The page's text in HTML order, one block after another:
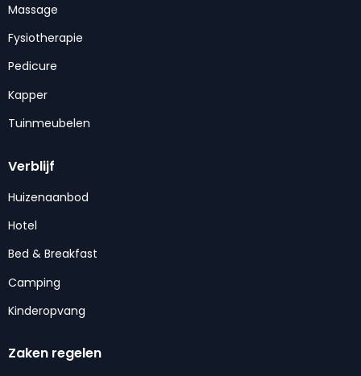
Massage
Fysiotherapie
Pedicure
Kapper
Tuinmeubelen
Verblijf
Huizenaanbod
Hotel
Bed & Breakfast
Camping
Kinderopvang
Zaken regelen